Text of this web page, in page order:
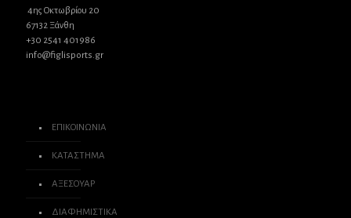
4ης Οκτωβρίου 20
67132 Ξάνθη
+30 2541 401986
info@figlisports.gr
ΕΠΙΚΟΙΝΩΝΙΑ
ΚΑΤΑΣΤΗΜΑ
ΑΞΕΣΟΥΑΡ
ΔΙΑΦΗΜΙΣΤΙΚΑ